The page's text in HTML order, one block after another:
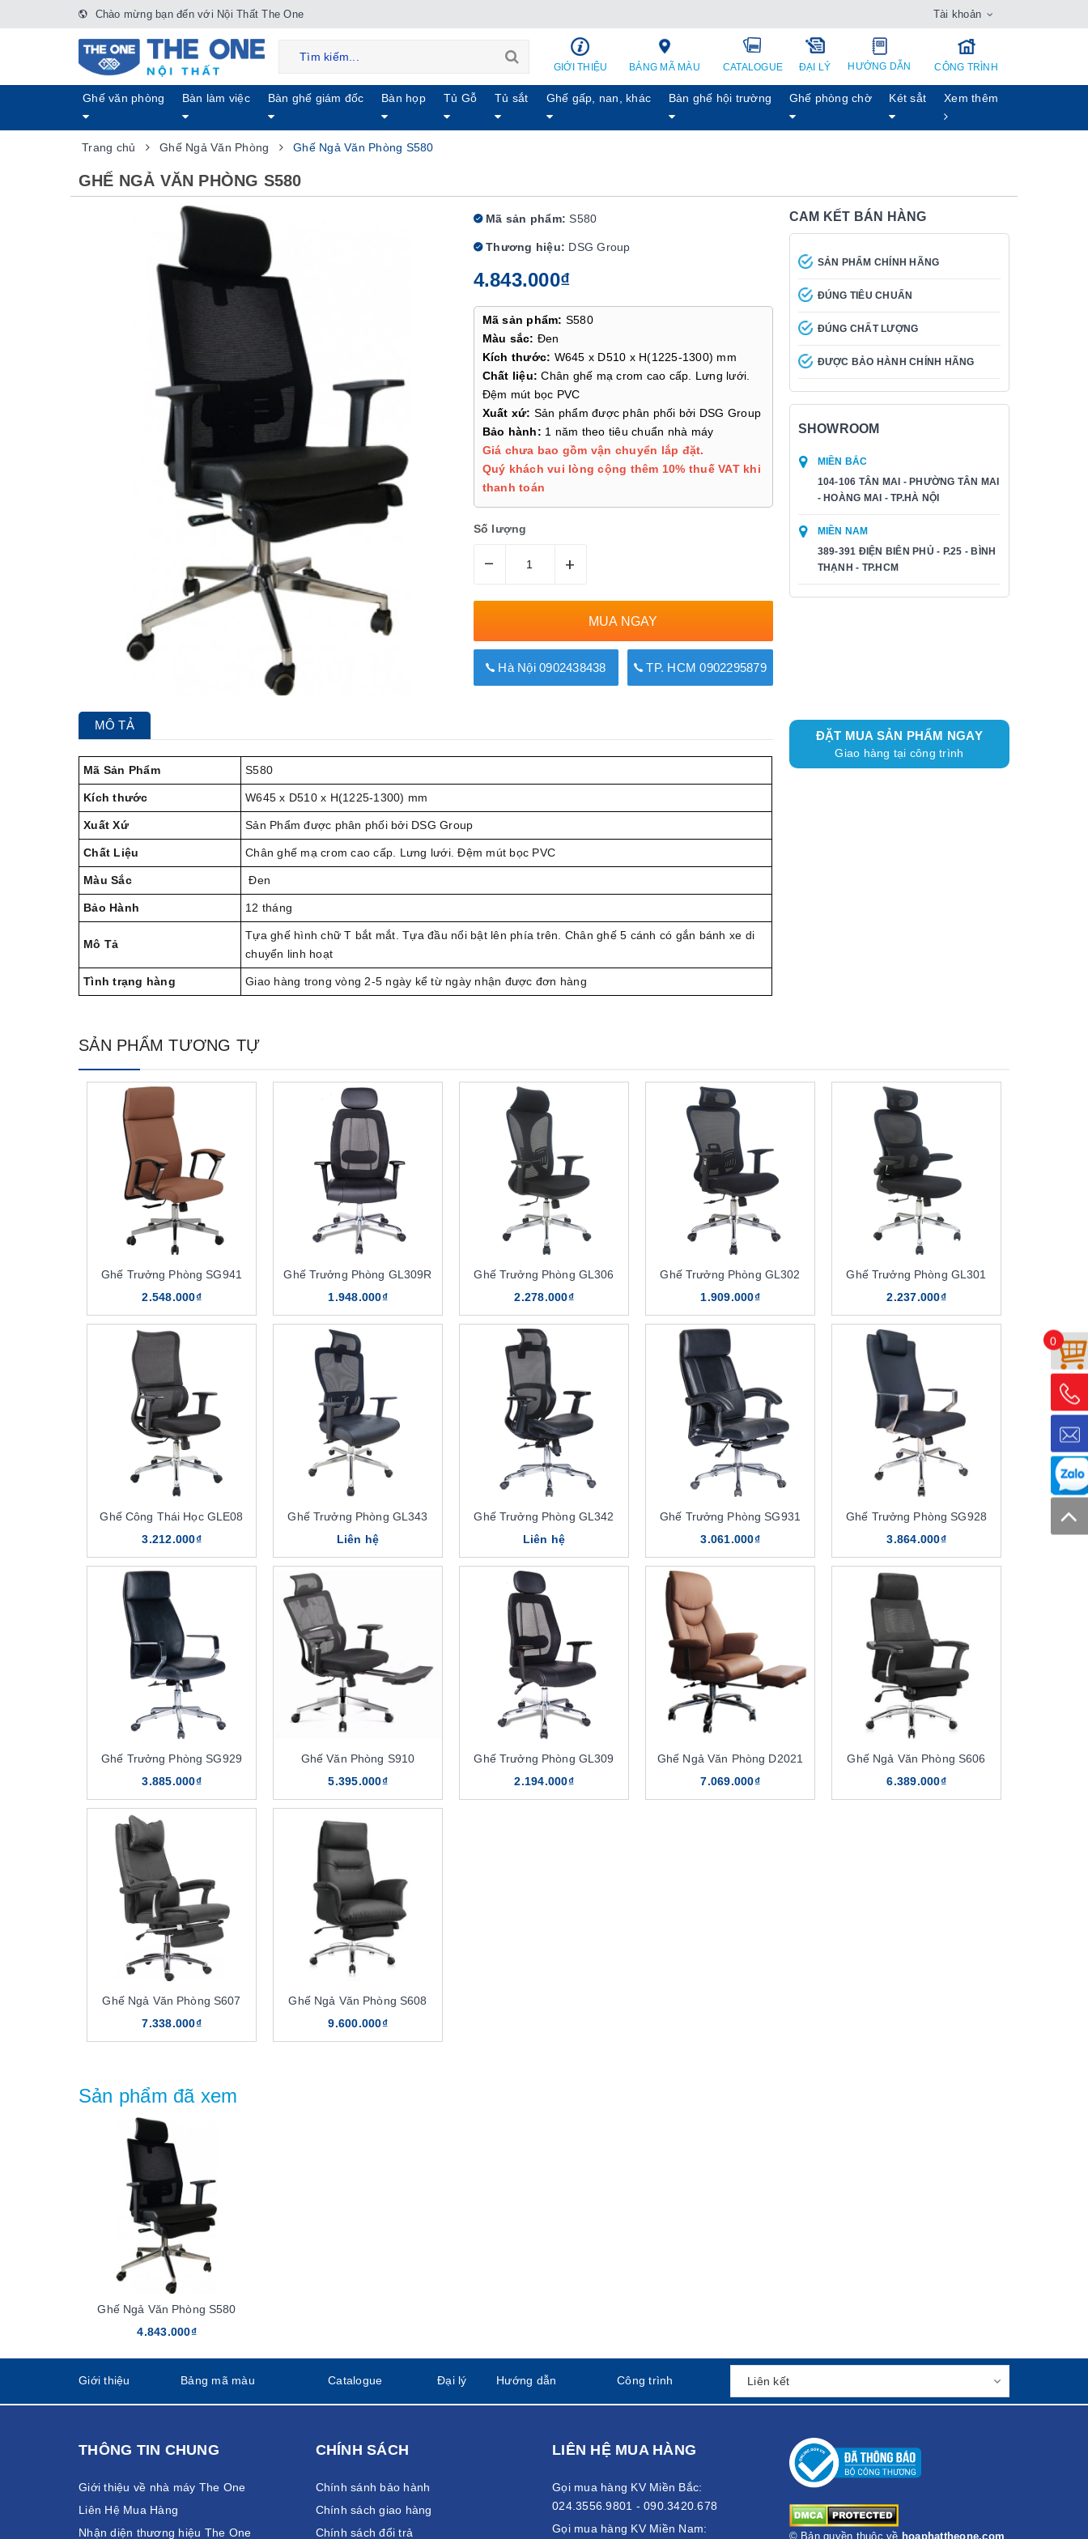
Chào mừng bạn đến với Nội Thất The One Tài khoản
GIỚI THIỆU BẢNG MÃ MÀU CATALOGUE ĐẠI LÝ HƯỚNG DẪN CÔNG TRÌNH
Ghế văn phòng Bàn làm việc Bàn ghế giám đốc Bàn họp Tủ Gỗ Tủ sắt Ghế gấp, nan, khác Bàn ghế hội trường Ghế phòng chờ Két sẳt Xem thêm
Trang chủ Ghế Ngả Văn Phòng Ghế Ngả Văn Phòng S580
GHẾ NGẢ VĂN PHÒNG S580
Mã sản phẩm: S580
Thương hiệu: DSG Group
4.843.000₫
Mã sản phẩm: S580
Màu sắc: Đen
Kích thước: W645 x D510 x H(1225-1300) mm
Chất liệu: Chân ghế mạ crom cao cấp. Lưng lưới.
Đệm mút bọc PVC
Xuất xứ: Sản phẩm được phân phối bởi DSG Group
Bảo hành: 1 năm theo tiêu chuẩn nhà máy
Giá chưa bao gồm vận chuyển lắp đặt.
Quý khách vui lòng cộng thêm 10% thuế VAT khi
thanh toán
Số lượng
– +
MUA NGAY
Hà Nội 0902438438 TP. HCM 0902295879
CAM KẾT BÁN HÀNG
SẢN PHẨM CHÍNH HÃNG
ĐÚNG TIÊU CHUẨN
ĐÚNG CHẤT LƯỢNG
ĐƯỢC BẢO HÀNH CHÍNH HÃNG
SHOWROOM
MIỀN BẮC
104-106 TÂN MAI - PHƯỜNG TÂN MAI
- HOÀNG MAI - TP.HÀ NỘI
MIỀN NAM
389-391 ĐIỆN BIÊN PHỦ - P.25 - BÌNH
THẠNH - TP.HCM
MÔ TẢ
Mã Sản Phẩm S580
Kích thước W645 x D510 x H(1225-1300) mm
Xuất Xứ Sản Phẩm được phân phối bởi DSG Group
Chất Liệu Chân ghế mạ crom cao cấp. Lưng lưới. Đệm mút bọc PVC
Màu Sắc Đen
Bảo Hành 12 tháng
Mô Tả
Tựa ghế hình chữ T bắt mắt. Tựa đầu nổi bật lên phía trên. Chân ghế 5 cánh có gắn bánh xe di
chuyển linh hoạt
Tình trạng hàng Giao hàng trong vòng 2-5 ngày kể từ ngày nhận được đơn hàng
ĐẶT MUA SẢN PHẨM NGAY
Giao hàng tại công trình
SẢN PHẨM TƯƠNG TỰ
Ghế Trưởng Phòng SG941
2.548.000₫
Ghế Trưởng Phòng GL309R
1.948.000₫
Ghế Trưởng Phòng GL306
2.278.000₫
Ghế Trưởng Phòng GL302
1.909.000₫
Ghế Trưởng Phòng GL301
2.237.000₫
Ghế Công Thái Học GLE08
3.212.000₫
Ghế Trưởng Phòng GL343
Liên hệ
Ghế Trưởng Phòng GL342
Liên hệ
Ghế Trưởng Phòng SG931
3.061.000₫
Ghế Trưởng Phòng SG928
3.864.000₫
Ghế Trưởng Phòng SG929
3.885.000₫
Ghế Văn Phòng S910
5.395.000₫
Ghế Trưởng Phòng GL309
2.194.000₫
Ghế Ngả Văn Phòng D2021
7.069.000₫
Ghế Ngả Văn Phòng S606
6.389.000₫
Ghế Ngả Văn Phòng S607
7.338.000₫
Ghế Ngả Văn Phòng S608
9.600.000₫
Sản phẩm đã xem
Ghế Ngả Văn Phòng S580
4.843.000₫
0
Giới thiệu Bảng mã màu Catalogue Đại lý Hướng dẫn Công trình
THÔNG TIN CHUNG
Giới thiệu về nhà máy The One
Liên Hệ Mua Hàng
Nhận diện thương hiệu The One
CHÍNH SÁCH
Chính sánh bảo hành
Chính sách giao hàng
Chính sách đổi trả
LIÊN HỆ MUA HÀNG
Gọi mua hàng KV Miền Bắc:
024.3556.9801 - 090.3420.678
Gọi mua hàng KV Miền Nam:
© Bản quyền thuộc về hoaphattheone.com